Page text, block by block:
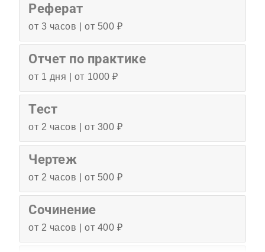
Реферат
от 3 часов | от 500 ₽
Отчет по практике
от 1 дня | от 1000 ₽
Тест
от 2 часов | от 300 ₽
Чертеж
от 2 часов | от 500 ₽
Сочинение
от 2 часов | от 400 ₽